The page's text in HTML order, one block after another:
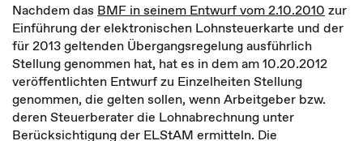
Nachdem das BMF in seinem Entwurf vom 2.10.2010 zur
Einführung der elektronischen Lohnsteuerkarte und der
für 2013 geltenden Übergangsregelung ausführlich
Stellung genommen hat, hat es in dem am 10.20.2012
veröffentlichten Entwurf zu Einzelheiten Stellung
genommen, die gelten sollen, wenn Arbeitgeber bzw.
deren Steuerberater die Lohnabrechnung unter
Berücksichtigung der ELStAM ermitteln. Die